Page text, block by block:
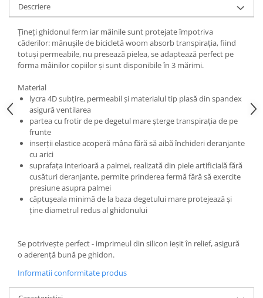
Descriere
Ţineţi ghidonul ferm iar mâinile sunt protejate împotriva
căderilor: mănuşile de bicicletă woom absorb transpiraţia, fiind
totuşi permeabile, nu presează pielea, se adaptează perfect pe
forma mâinilor copiilor şi sunt disponibile în 3 mărimi.
Material
lycra 4D subţire, permeabil şi materialul tip plasă din spandex
asigură ventilarea
partea cu frotir de pe degetul mare şterge transpiraţia de pe
frunte
inserţii elastice acoperă mâna fără să aibă închideri deranjante
cu arici
suprafaţa interioară a palmei, realizată din piele artificială fără
cusături deranjante, permite prinderea fermă fără să exercite
presiune asupra palmei
căptuşeala minimă de la baza degetului mare protejează şi
ţine diametrul redus al ghidonului
Se potriveşte perfect - imprimeul din silicon ieşit în relief, asigură
o aderenţă bună pe ghidon.
Informatii conformitate produs